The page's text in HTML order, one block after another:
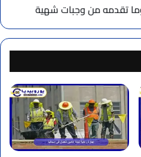
تقدمه من وجبات شهية